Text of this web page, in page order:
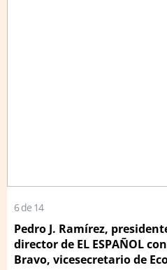
6 de 14
Pedro J. Ramírez,
director de EL ESPAÑOL
Bravo, vicesecretario de